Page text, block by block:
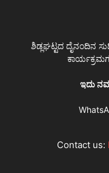
ಶಿಡ್ಲಘಟ್ಟದ ದೈನಂದಿನ
ಇದು
Contact us: